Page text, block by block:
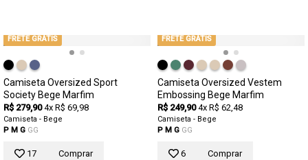
FRETE GRÁTIS
Camiseta Oversized Sport
Society Bege Marfim
R$ 279,90 4x R$ 69,98
Camiseta - Bege
P M G GG
17 Comprar
FRETE GRÁTIS
Camiseta Oversized Vestem
Embossing Bege Marfim
R$ 249,90 4x R$ 62,48
Camiseta - Bege
P M G GG
6 Comprar